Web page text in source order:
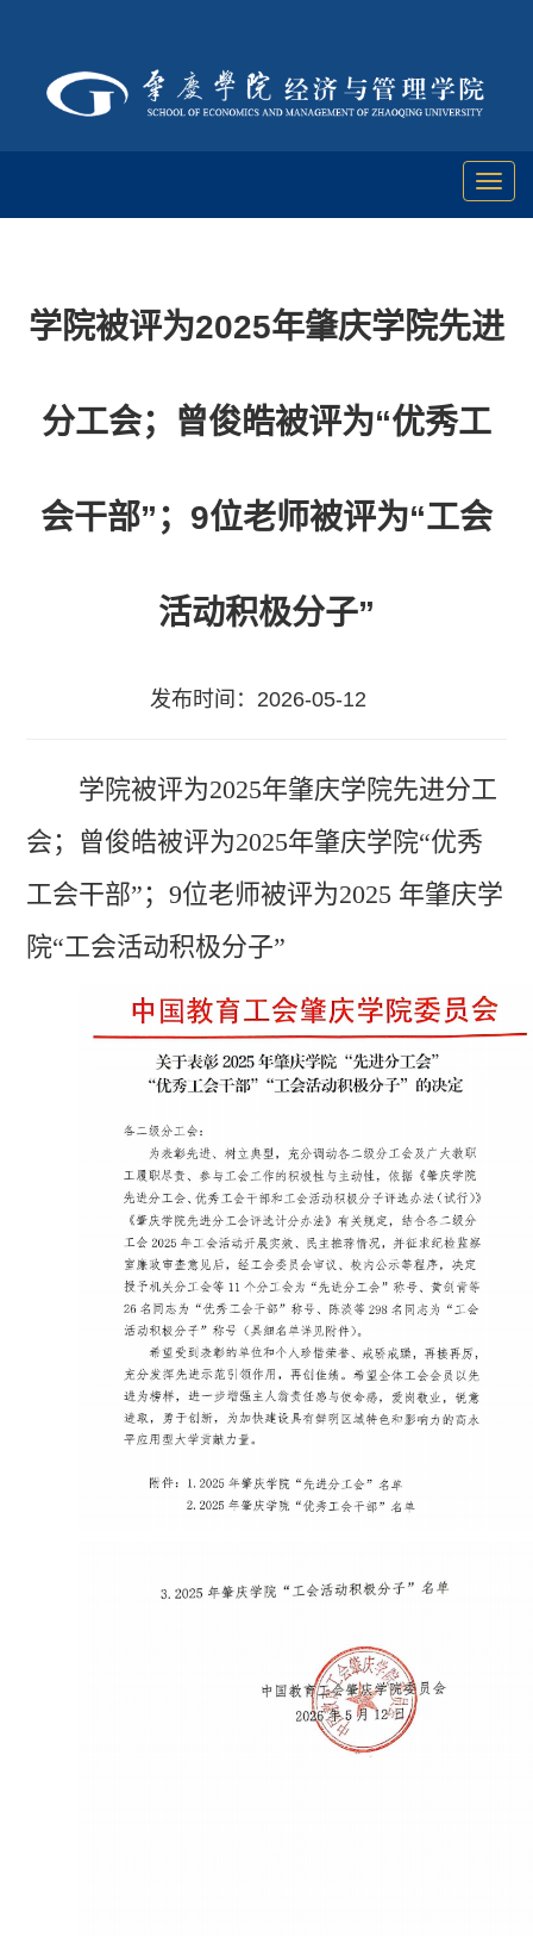
Toggle
学院被评为2025年肇庆学院先进
分工会；曾俊皓被评为“优秀工
会干部”；9位老师被评为“工会
活动积极分子”
发布时间：2026-05-12
学院被评为2025年肇庆学院先进分工
会；曾俊皓被评为2025年肇庆学院“优秀
工会干部”；9位老师被评为2025 年肇庆学
院“工会活动积极分子”